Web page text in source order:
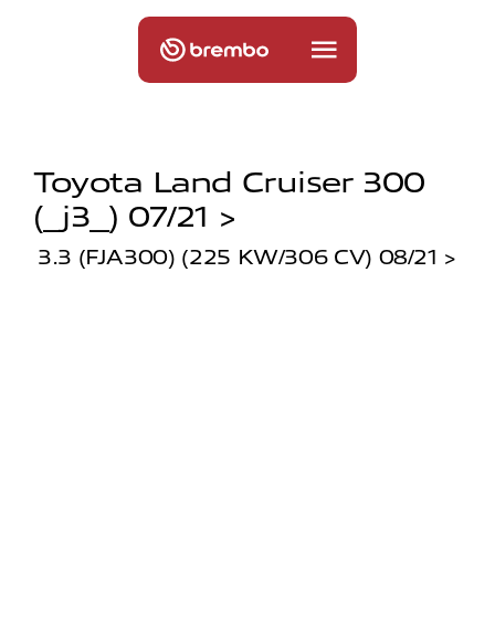
Toyota Land Cruiser 300
(_j3_) 07/21 >
3.3 (FJA300) (225 KW/306 CV) 08/21 >